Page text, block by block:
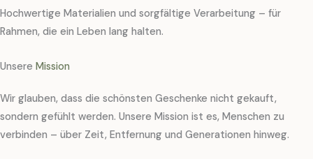
Hochwertige Materialien und sorgfältige Verarbeitung – für
Rahmen, die ein Leben lang halten.
Unsere Mission
Wir glauben, dass die schönsten Geschenke nicht gekauft,
sondern gefühlt werden. Unsere Mission ist es, Menschen zu
verbinden – über Zeit, Entfernung und Generationen hinweg.